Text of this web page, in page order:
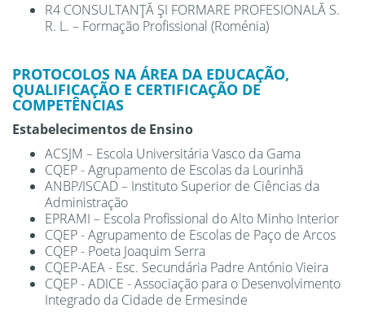
R4 CONSULTANŢĂ ŞI FORMARE PROFESIONALĂ S.
R. L. – Formação Profissional (Roménia)
PROTOCOLOS NA ÁREA DA EDUCAÇÃO,
QUALIFICAÇÃO E CERTIFICAÇÃO DE
COMPETÊNCIAS
Estabelecimentos de Ensino
ACSJM – Escola Universitária Vasco da Gama
CQEP - Agrupamento de Escolas da Lourinhã
ANBP/ISCAD – Instituto Superior de Ciências da
Administração
EPRAMI – Escola Profissional do Alto Minho Interior
CQEP - Agrupamento de Escolas de Paço de Arcos
CQEP - Poeta Joaquim Serra
CQEP-AEA - Esc. Secundária Padre António Vieira
CQEP - ADICE - Associação para o Desenvolvimento
Integrado da Cidade de Ermesinde